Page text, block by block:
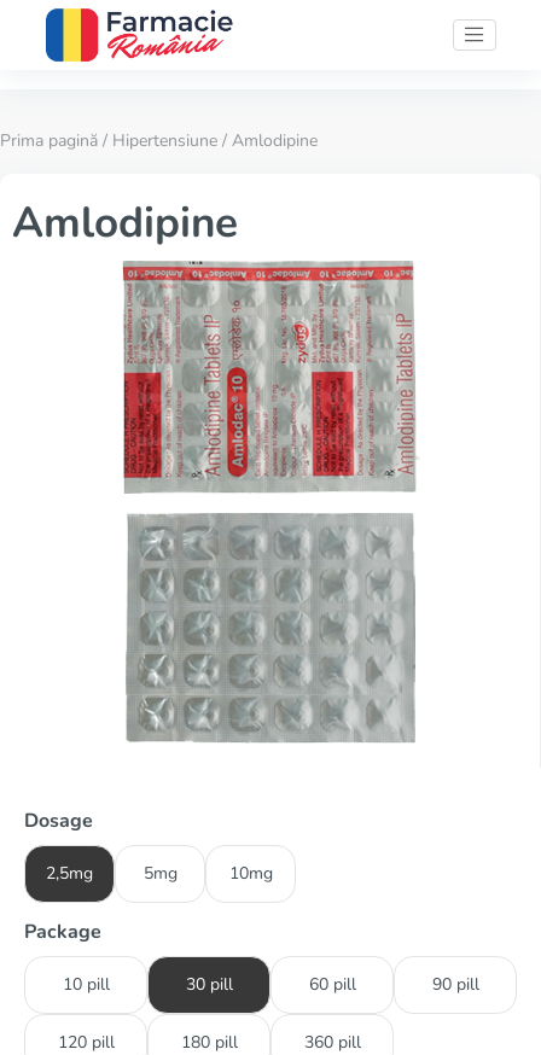
Prima pagină / Hipertensiune / Amlodipine
Amlodipine
Dosage
2,5mg 5mg 10mg
Package
10 pill 30 pill 60 pill 90 pill
120 pill 180 pill 360 pill